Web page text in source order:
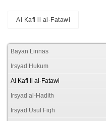
Al Kafi li al-Fatawi
Bayan Linnas
Irsyad Hukum
Al Kafi li al-Fatawi
Irsyad al-Hadith
Irsyad Usul Fiqh